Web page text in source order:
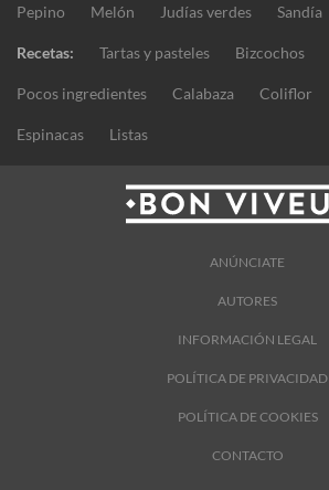
Pepino Melón Judías verdes Sandía
Recetas: Tartas y pasteles Bizcochos
Pocos ingredientes Calabaza Coliflor
Espinacas Listas
ANÚNCIATE
AUTORES
INFORMACIÓN LEGAL
POLÍTICA DE PRIVACIDAD
POLÍTICA DE COOKIES
CONTACTO